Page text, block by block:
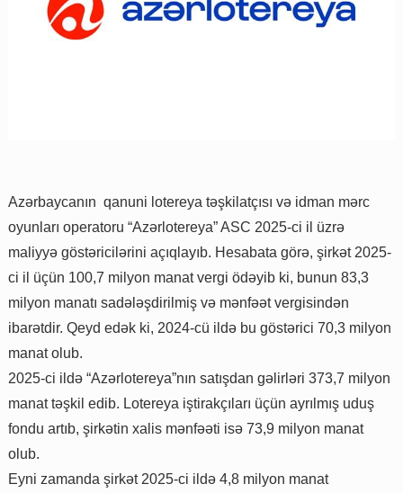
Azərbaycanın qanuni lotereya təşkilatçısı və idman mərc
oyunları operatoru “Azərlotereya” ASC 2025-ci il üzrə
maliyyə göstəricilərini açıqlayıb. Hesabata görə, şirkət 2025-
ci il üçün 100,7 milyon manat vergi ödəyib ki, bunun 83,3
milyon manatı sadələşdirilmiş və mənfəət vergisindən
ibarətdir. Qeyd edək ki, 2024-cü ildə bu göstərici 70,3 milyon
manat olub.
2025-ci ildə “Azərlotereya”nın satışdan gəlirləri 373,7 milyon
manat təşkil edib. Lotereya iştirakçıları üçün ayrılmış uduş
fondu artıb, şirkətin xalis mənfəəti isə 73,9 milyon manat
olub.
Eyni zamanda şirkət 2025-ci ildə 4,8 milyon manat